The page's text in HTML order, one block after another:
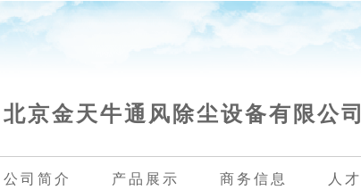
北京金天牛通风除尘设备有限公司
公司简介 产品展示 商务信息 人